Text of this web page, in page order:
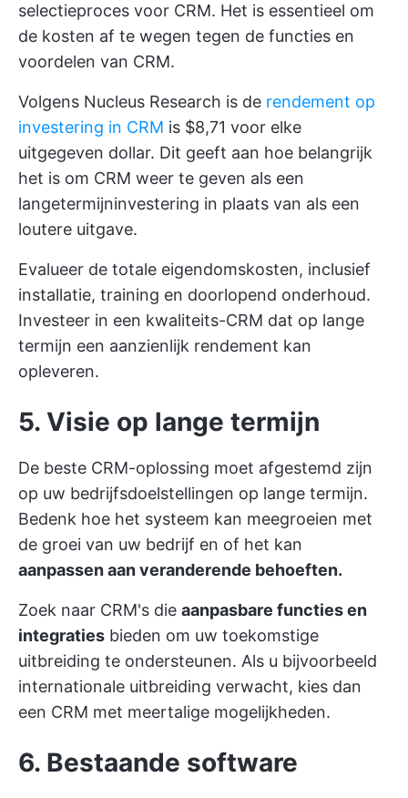
selectieproces voor CRM. Het is essentieel om
de kosten af te wegen tegen de functies en
voordelen van CRM.
Volgens Nucleus Research is de rendement op
investering in CRM is $8,71 voor elke
uitgegeven dollar. Dit geeft aan hoe belangrijk
het is om CRM weer te geven als een
langetermijninvestering in plaats van als een
loutere uitgave.
Evalueer de totale eigendomskosten, inclusief
installatie, training en doorlopend onderhoud.
Investeer in een kwaliteits-CRM dat op lange
termijn een aanzienlijk rendement kan
opleveren.
5. Visie op lange termijn
De beste CRM-oplossing moet afgestemd zijn
op uw bedrijfsdoelstellingen op lange termijn.
Bedenk hoe het systeem kan meegroeien met
de groei van uw bedrijf en of het kan
aanpassen aan veranderende behoeften.
Zoek naar CRM's die aanpasbare functies en
integraties bieden om uw toekomstige
uitbreiding te ondersteunen. Als u bijvoorbeeld
internationale uitbreiding verwacht, kies dan
een CRM met meertalige mogelijkheden.
6. Bestaande software